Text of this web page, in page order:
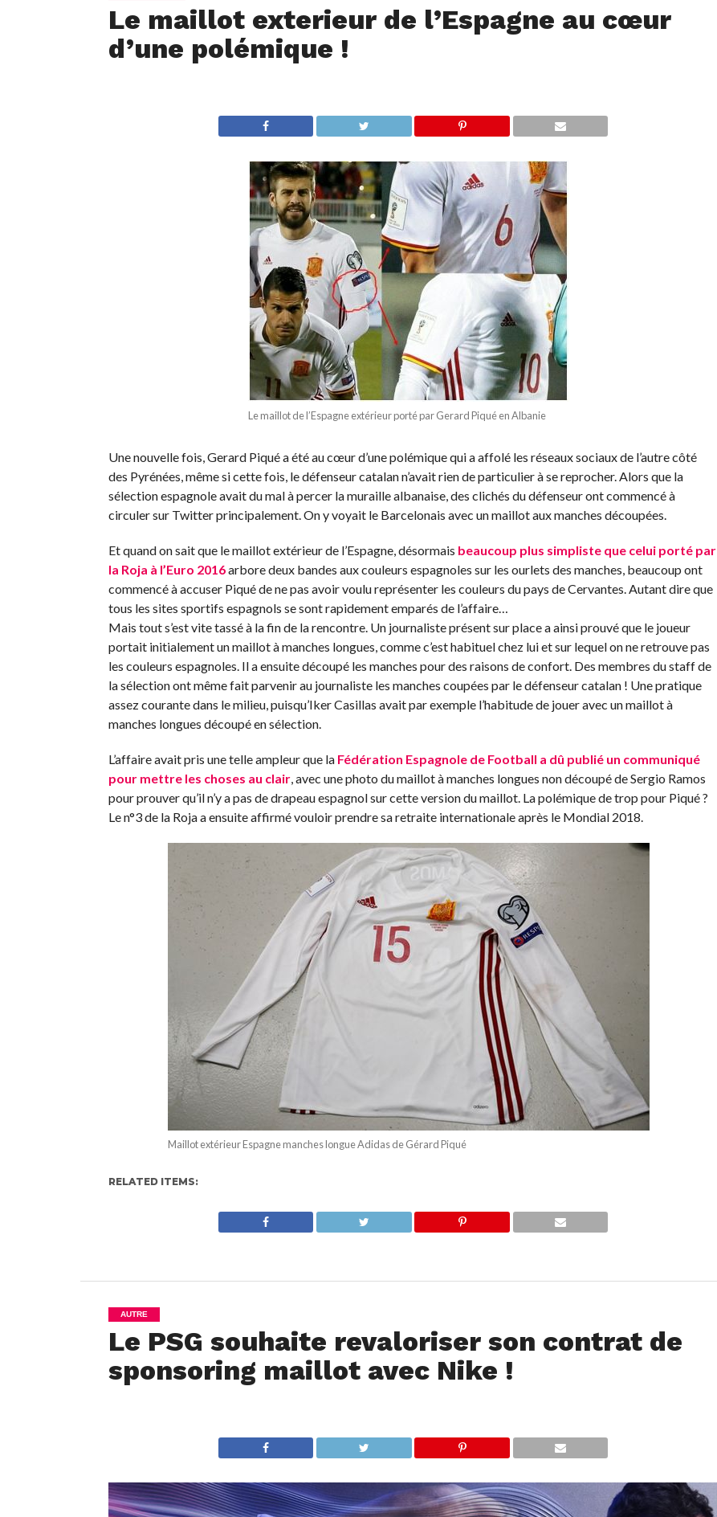
Le maillot exterieur de l’Espagne au cœur
d’une polémique !
Le maillot de l’Espagne extérieur porté par Gerard Piqué en Albanie
Une nouvelle fois, Gerard Piqué a été au cœur d’une polémique qui a affolé les réseaux sociaux de l’autre côté
des Pyrénées, même si cette fois, le défenseur catalan n’avait rien de particulier à se reprocher. Alors que la
sélection espagnole avait du mal à percer la muraille albanaise, des clichés du défenseur ont commencé à
circuler sur Twitter principalement. On y voyait le Barcelonais avec un maillot aux manches découpées.
Et quand on sait que le maillot extérieur de l’Espagne, désormais beaucoup plus simpliste que celui porté par
la Roja à l’Euro 2016arbore deux bandes aux couleurs espagnoles sur les ourlets des manches, beaucoup ont
commencé à accuser Piqué de ne pas avoir voulu représenter les couleurs du pays de Cervantes. Autant dire que
tous les sites sportifs espagnols se sont rapidement emparés de l’affaire…
Mais tout s’est vite tassé à la fin de la rencontre. Un journaliste présent sur place a ainsi prouvé que le joueur
portait initialement un maillot à manches longues, comme c’est habituel chez lui et sur lequel on ne retrouve pas
les couleurs espagnoles. Il a ensuite découpé les manches pour des raisons de confort. Des membres du staff de
la sélection ont même fait parvenir au journaliste les manches coupées par le défenseur catalan ! Une pratique
assez courante dans le milieu, puisqu’Iker Casillas avait par exemple l’habitude de jouer avec un maillot à
manches longues découpé en sélection.
L’affaire avait pris une telle ampleur que la Fédération Espagnole de Football a dû publié un communiqué
pour mettre les choses au clair, avec une photo du maillot à manches longues non découpé de Sergio Ramos
pour prouver qu’il n’y a pas de drapeau espagnol sur cette version du maillot. La polémique de trop pour Piqué ?
Le n°3 de la Roja a ensuite affirmé vouloir prendre sa retraite internationale après le Mondial 2018.
Maillot extérieur Espagne manches longue Adidas de Gérard Piqué
RELATED ITEMS:
AUTRE
Le PSG souhaite revaloriser son contrat de
sponsoring maillot avec Nike !